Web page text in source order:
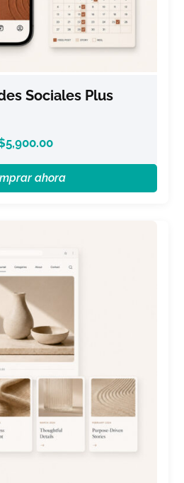
Sociales Plus
5,900.00
ahora